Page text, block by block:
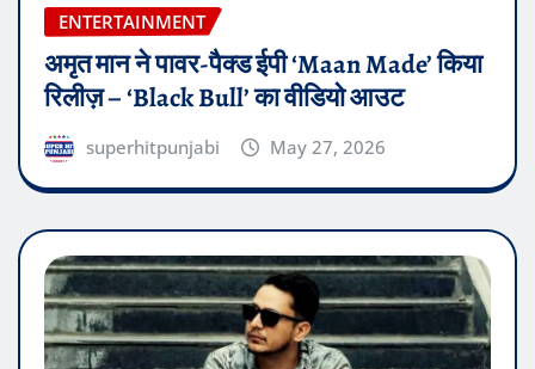
ENTERTAINMENT
अमृत मान ने पावर-पैक्ड ईपी ‘Maan Made’ किया
रिलीज़ – ‘Black Bull’ का वीडियो आउट
superhitpunjabi May 27, 2026